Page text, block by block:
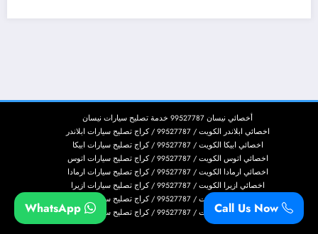
أخصائي نيسان 99527787 خدمة تصليح سيارات نيسان
اخصائي ابلاندر الكويت / 99527787 / كراج تصليح سيارات ابلاندر
اخصائي ابيكا الكويت / 99527787 / كراج تصليح سيارات ابيكا
اخصائي اتوس الكويت / 99527787 / كراج تصليح سيارات اتوس
اخصائي ارمادا الكويت / 99527787 / كراج تصليح سيارات ارمادا
اخصائي ازيرا الكويت / 99527787 / كراج تصليح سيارات ازيرا
اخصائي اسكاليد الكويت / 99527787 / كراج تصليح سيارات اسكاليد
اخصائي اسكيب الكويت / 99527787 / كراج تصليح سيارات اسكيب